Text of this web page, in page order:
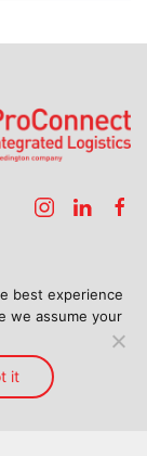
صفحة جديدة باللغة
Back to top
best experience
we assume your
it